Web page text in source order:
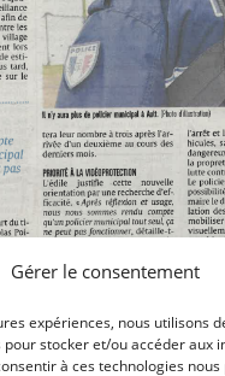
Gérer le consentement
expériences, nous utilisons
pour stocker et/ou accéder aux
à ces technologies